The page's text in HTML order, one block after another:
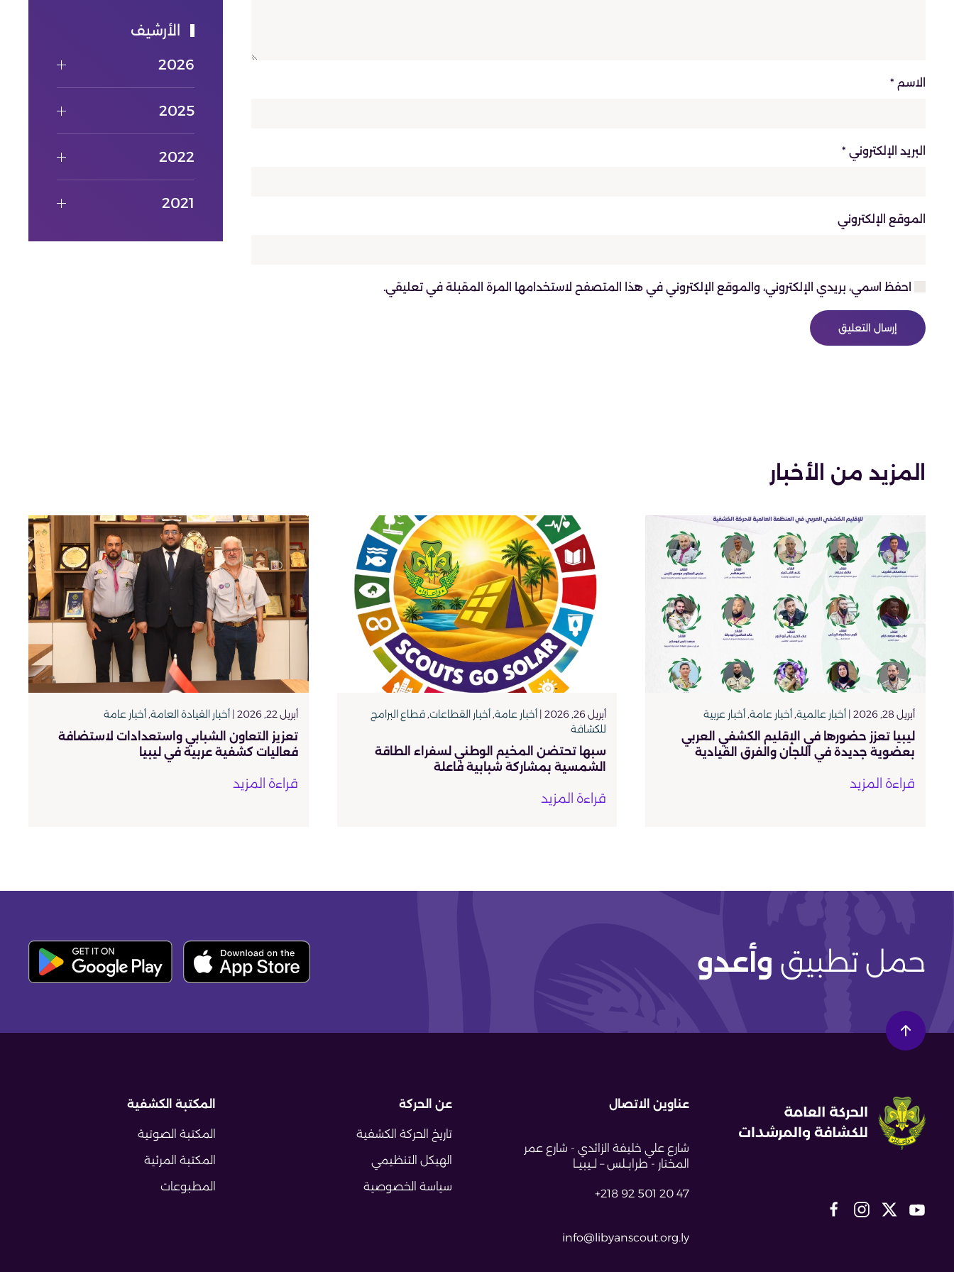
الاسم *
البريد الإلكتروني *
الموقع الإلكتروني
احفظ اسمي، بريدي الإلكتروني، والموقع الإلكتروني في هذا المتصفح لاستخدامها المرة المقبلة في تعليقي.
إرسال التعليق
الأرشيف
2026
2025
2022
2021
المزيد من الأخبار
أبريل 28, 2026 | أخبار عالمية,أخبار عامة,أخبار عربية
ليبيا تعزز حضورها في الإقليم الكشفي العربي
بعضوية جديدة في اللجان والفرق القيادية
قراءة المزيد
أبريل 26, 2026 | أخبار عامة,أخبار القطاعات,قطاع البرامج
للكشافة
سبها تحتضن المخيم الوطني لسفراء الطاقة
الشمسية بمشاركة شبابية فاعلة
قراءة المزيد
أبريل 22, 2026 | أخبار القيادة العامة,أخبار عامة
تعزيز التعاون الشبابي واستعدادات لاستضافة
فعاليات كشفية عربية في ليبيا
قراءة المزيد
حمل تطبيق وأعدو
عناوين الاتصال
شارع علي خليفة الزائدي - شارع عمر
المختار - طرابــلس – لــيبيــا
+218 92 501 20 47
info@libyanscout.org.ly
عن الحركة
تاريخ الحركة الكشفية
الهيكل التنظيمي
سياسة الخصوصية
المكتبة الكشفية
المكتبة الصوتية
المكتبة المرئية
المطبوعات